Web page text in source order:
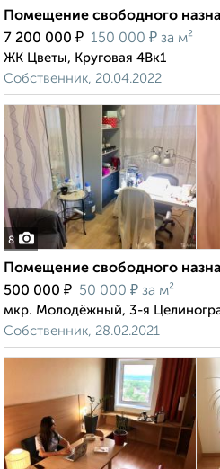
Помещение свободного
7 200 000 ₽ 150 000 ₽ за м²
ЖК Цветы, Круговая 4Вк1
Собственник, 20.04.2022
8
Помещение свободного
500 000 ₽ 50 000 ₽ за м²
мкр. Молодёжный, 3-я
Собственник, 28.02.2021